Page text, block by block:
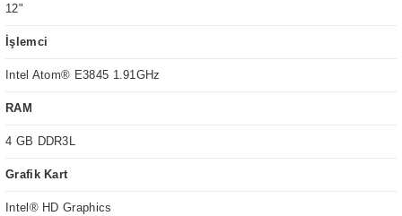
12"
İşlemci
Intel Atom® E3845 1.91GHz
RAM
4 GB DDR3L
Grafik Kart
Intel® HD Graphics